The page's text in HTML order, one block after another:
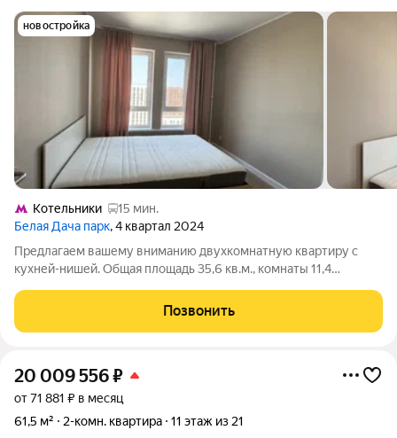
новостройка
Котельники
15 мин.
Белая Дача парк, 4 квартал 2024
Предлагаем вашему вниманию двухкомнатную квартиру с
кухней-нишей. Общая площадь 35,6 кв.м., комнаты 11,4
Квартира в идеальном состоянии («заезжай и живи»), после
получения ключей никто не
Позвонить
20 009 556₽
от 71 881 ₽ в месяц
61,5 м²
2-комн. квартира 11 этаж из 21